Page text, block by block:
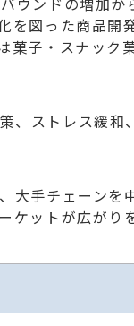
図った商品
子・スナック
ストレス緩
手チェーン
ットが広がり